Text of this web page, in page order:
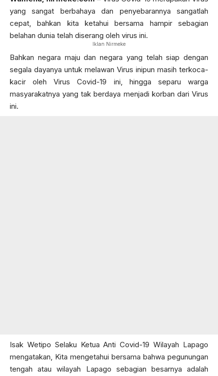
yang sangat berbahaya dan penyebarannya sangatlah
cepat, bahkan kita ketahui bersama hampir sebagian
belahan dunia telah diserang oleh virus ini.
Iklan Nirmeke
Bahkan negara maju dan negara yang telah siap dengan
segala dayanya untuk melawan Virus inipun masih terkoca-
kacir oleh Virus Covid-19 ini, hingga separu warga
masyarakatnya yang tak berdaya menjadi korban dari Virus
ini.
Isak Wetipo Selaku Ketua Anti Covid-19 Wilayah Lapago
mengatakan, Kita mengetahui bersama bahwa pegunungan
tengah atau wilayah Lapago sebagian besarnya adalah